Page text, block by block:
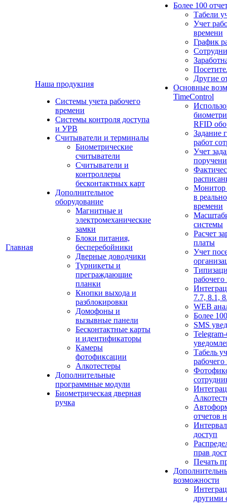
Главная
Наша продукция
Cистемы учета рабочего
времени
Системы контроля доступа
и УРВ
Считыватели и терминалы
Биометрические
считыватели
Считыватели и
контроллеры
бесконтактных карт
Дополнительное
оборудование
Магнитные и
электромеханические
замки
Блоки питания,
бесперебойники
Дверные доводчики
Турникеты и
преграждающие
планки
Кнопки выхода и
разблокировки
Домофоны и
вызывные панели
Бесконтактные карты
и идентификаторы
Камеры
фотофиксации
Алкотестеры
Дополнительные
программные модули
Биометрическая дверная
ручка
Более 100
Табели
Учет
времени
График
Другие
Основные
TimeControl
RFID
Задание
работ
Учет
Монитор
в
времени
системы
Расчет
платы
Учет
7.7, 8.1,
WEB
Более
SMS
Табель
отчетов
доступ
прав
Печать
возможности
другими